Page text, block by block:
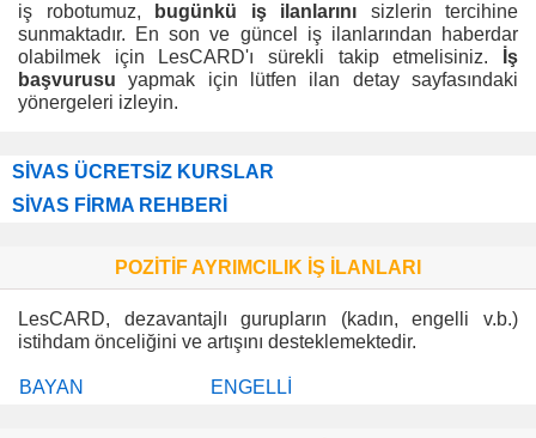
iş robotumuz,
bugünkü iş ilanlarını sizlerin tercihine
sunmaktadır. En son ve güncel iş ilanlarından haberdar
olabilmek için LesCARD'ı sürekli takip etmelisiniz.
İş
başvurusu yapmak için lütfen ilan detay sayfasındaki
yönergeleri izleyin.
SİVAS ÜCRETSİZ KURSLAR
SİVAS FİRMA REHBERİ
POZİTİF AYRIMCILIK İŞ İLANLARI
LesCARD, dezavantajlı gurupların (kadın, engelli v.b.)
istihdam önceliğini ve artışını desteklemektedir.
BAYAN ENGELLİ